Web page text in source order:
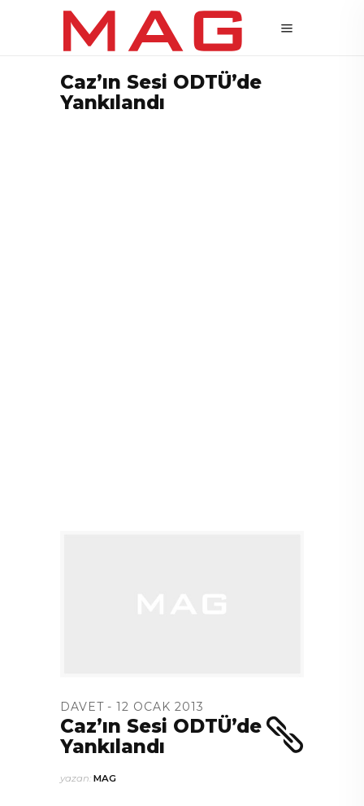
Caz’ın Sesi ODTÜ’de
Yankılandı
DAVET 12 OCAK 2013
Caz’ın Sesi ODTÜ’de
Yankılandı
yazan: MAG